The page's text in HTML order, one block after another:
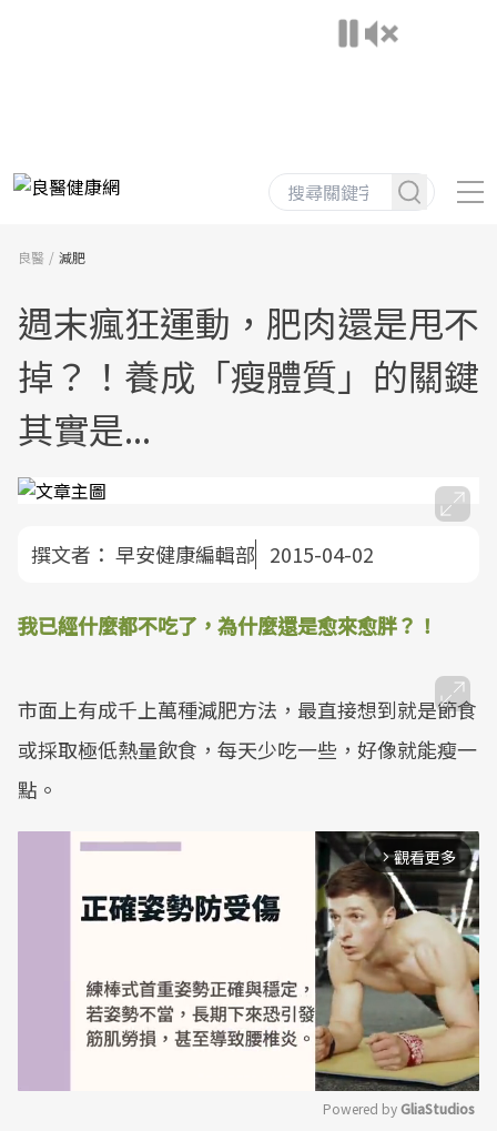
良醫 減肥
週末瘋狂運動，肥肉還是甩不
掉？！養成「瘦體質」的關鍵
其實是...
撰文者： 早安健康編輯部 2015-04-02
我已經什麼都不吃了，為什麼還是愈來愈胖？！
市面上有成千上萬種減肥方法，最直接想到就是節食
或採取極低熱量飲食，每天少吃一些，好像就能瘦一
點。
arrow_forward_ios 觀看更多
Powered by GliaStudios